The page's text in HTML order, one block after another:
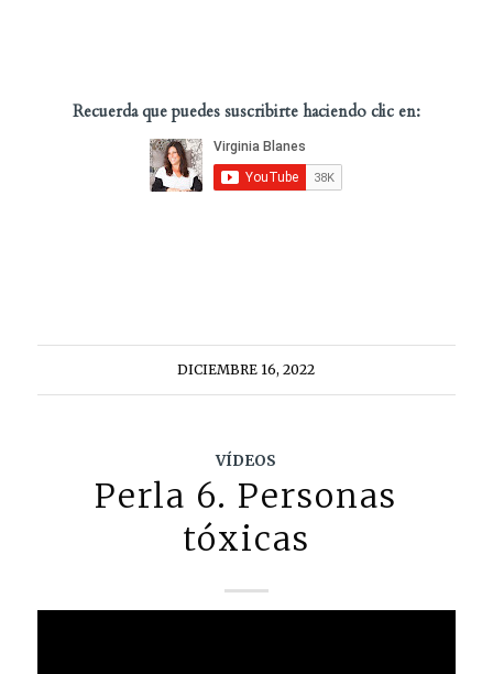
Recuerda que puedes suscribirte haciendo clic en:
DICIEMBRE 16, 2022
VÍDEOS
Perla 6. Personas
tóxicas